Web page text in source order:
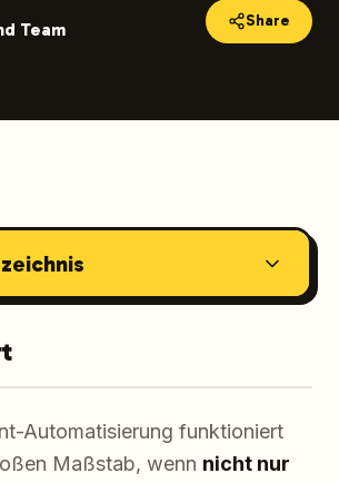
Team Share
Automatisierung funktioniert
Maßstab, wenn nicht nur